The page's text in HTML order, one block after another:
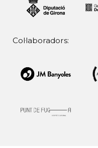
Col·laboradors: